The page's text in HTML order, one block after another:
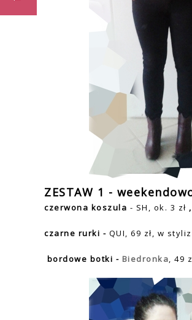
ZESTAW 1 -
czerwona koszula - SH, ok. 3 zł ,
czarne rurki - QUI, 69 zł, w
bordowe botki - Biedronka, 49 z